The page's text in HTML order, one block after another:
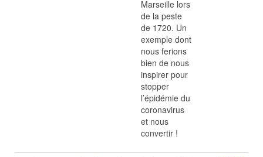
Marseille lors
de la peste
de 1720. Un
exemple dont
nous ferions
bien de nous
inspirer pour
stopper
l’épidémie du
coronavirus
et nous
convertir !